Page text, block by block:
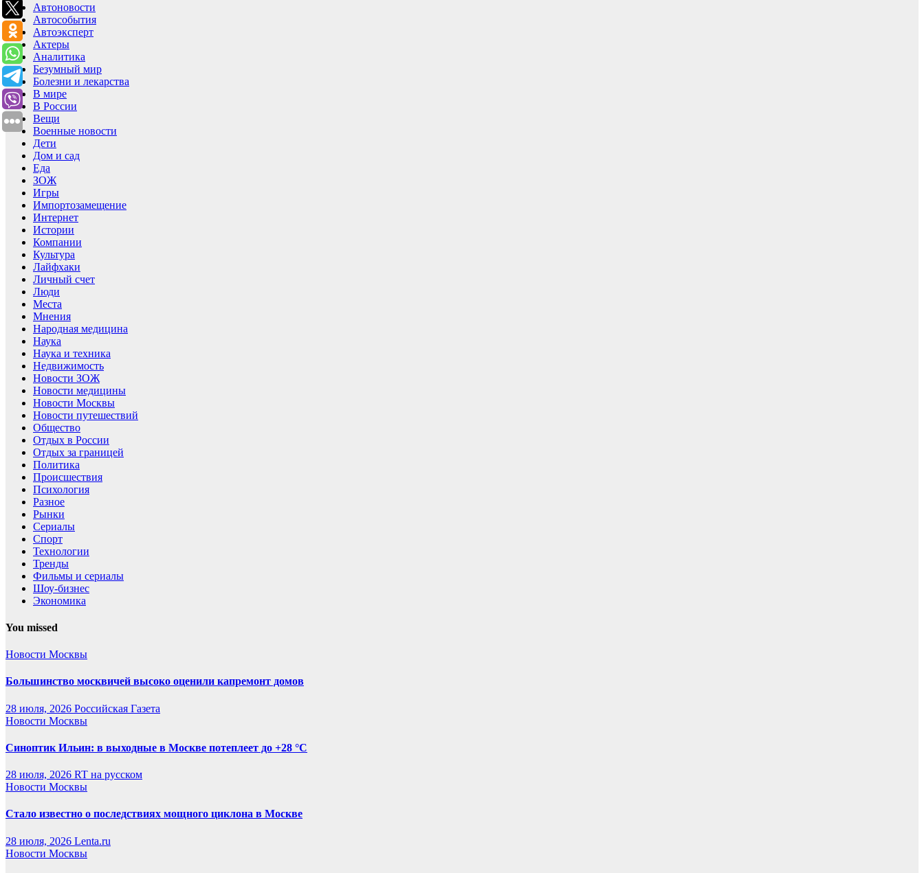
Автоновости
Автособытия
Автоэксперт
Актеры
Аналитика
Безумный мир
Болезни и лекарства
В мире
В России
Вещи
Военные новости
Дети
Дом и сад
Еда
ЗОЖ
Игры
Импортозамещение
Интернет
Истории
Компании
Культура
Лайфхаки
Личный счет
Люди
Места
Мнения
Народная медицина
Наука
Наука и техника
Недвижимость
Новости ЗОЖ
Новости медицины
Новости Москвы
Новости путешествий
Общество
Отдых в России
Отдых за границей
Политика
Происшествия
Психология
Разное
Рынки
Сериалы
Спорт
Технологии
Тренды
Фильмы и сериалы
Шоу-бизнес
Экономика
You missed
Новости Москвы
Большинство москвичей высоко оценили капремонт домов
28 июля, 2026 Российская Газета
Новости Москвы
Синоптик Ильин: в выходные в Москве потеплеет до +28 °C
28 июля, 2026 RT на русском
Новости Москвы
Стало известно о последствиях мощного циклона в Москве
28 июля, 2026 Lenta.ru
Новости Москвы